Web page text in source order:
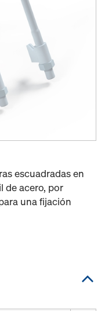
escuadradas en
de acero, por
una fijación